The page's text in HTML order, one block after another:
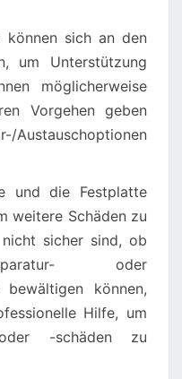
können sich an den
um Unterstützung
möglicherweise
Vorgehen geben
und die Festplatte
weitere Schäden zu
sicher sind, ob
oder
bewältigen können,
Hilfe, um
-schäden zu